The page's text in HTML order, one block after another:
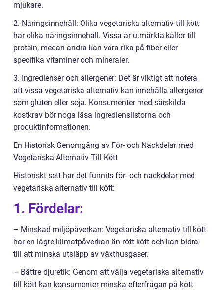
mjukare.
2. Näringsinnehåll: Olika vegetariska alternativ till kött
har olika näringsinnehåll. Vissa är utmärkta källor till
protein, medan andra kan vara rika på fiber eller
specifika vitaminer och mineraler.
3. Ingredienser och allergener: Det är viktigt att notera
att vissa vegetariska alternativ kan innehålla allergener
som gluten eller soja. Konsumenter med särskilda
kostkrav bör noga läsa ingredienslistorna och
produktinformationen.
En Historisk Genomgång av För- och Nackdelar med
Vegetariska Alternativ Till Kött
Historiskt sett har det funnits för- och nackdelar med
vegetariska alternativ till kött:
1. Fördelar:
– Minskad miljöpåverkan: Vegetariska alternativ till kött
har en lägre klimatpåverkan än rött kött och kan bidra
till att minska utsläpp av växthusgaser.
– Bättre djuretik: Genom att välja vegetariska alternativ
till kött kan konsumenter minska efterfrågan på kött